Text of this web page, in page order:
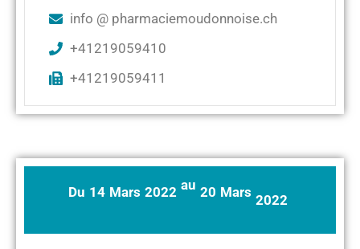
info @ pharmaciemoudonnoise.ch
+41219059410
+41219059411
Du 14 Mars 2022 au 20 Mars 2022